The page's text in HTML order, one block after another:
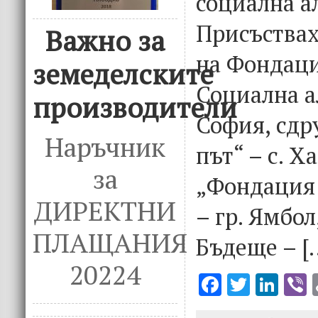
Важно за
земеделските
производители
Наръчник
за
ДИРЕКТНИ
ПЛАЩАНИЯ
20224
на
Социална
София,
път“ – с.
„Фондация
– гр.
Бъдеще –
F T Li